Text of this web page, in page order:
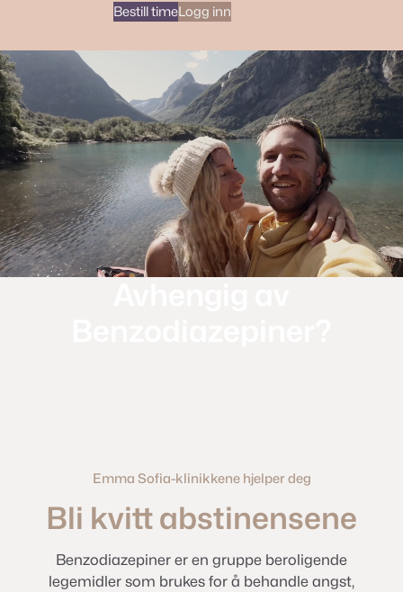
Bestill timeLogg inn
Emma Sofia-klinikkene hjelper deg
Bli kvitt abstinensene
Benzodiazepiner er en gruppe beroligende
legemidler som brukes for å behandle angst,